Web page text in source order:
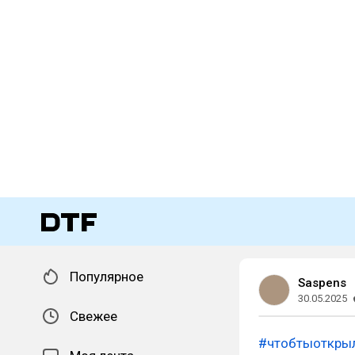
Популярное
Свежее
Saspens
30.05.2025